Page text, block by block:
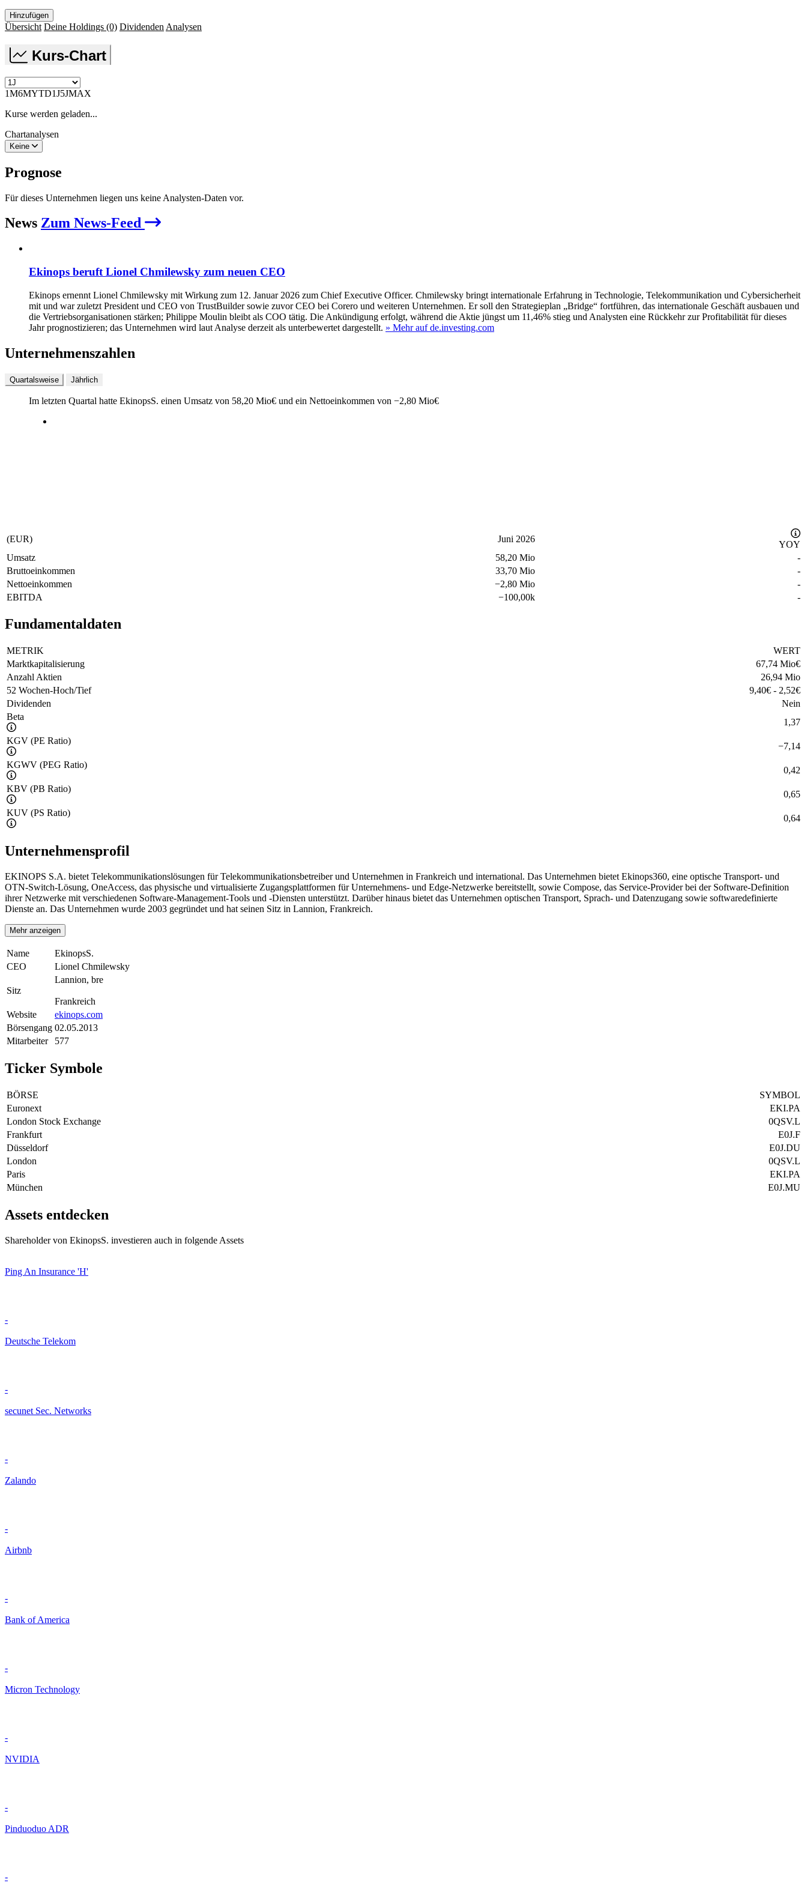
Hinzufügen
Übersicht Deine Holdings (0) Dividenden Analysen
Kurs-Chart
1M6MYTD1J5JMAX
Kurse werden geladen...
Chartanalysen
Keine
Prognose
Für dieses Unternehmen liegen uns keine Analysten-Daten vor.
News Zum News-Feed
Ekinops beruft Lionel Chmilewsky zum neuen CEO
Ekinops ernennt Lionel Chmilewsky mit Wirkung zum 12. Januar 2026 zum Chief Executive Officer. Chmilewsky bringt internationale Erfahrung in Technologie, Telekommunikation und Cybersicherheit
mit und war zuletzt President und CEO von TrustBuilder sowie zuvor CEO bei Corero und weiteren Unternehmen. Er soll den Strategieplan „Bridge“ fortführen, das internationale Geschäft ausbauen und
die Vertriebsorganisationen stärken; Philippe Moulin bleibt als COO tätig. Die Ankündigung erfolgt, während die Aktie jüngst um 11,46% stieg und Analysten eine Rückkehr zur Profitabilität für dieses
Jahr prognostizieren; das Unternehmen wird laut Analyse derzeit als unterbewertet dargestellt. » Mehr auf de.investing.com
Unternehmenszahlen
Quartalsweise Jährlich
Im letzten Quartal hatte EkinopsS. einen Umsatz von 58,20 Mio€ und ein Nettoeinkommen von −2,80 Mio€
(EUR) Juni 2026
YOY
Umsatz
58,20 Mio
-
Bruttoeinkommen
33,70 Mio
-
Nettoeinkommen
−2,80 Mio
-
EBITDA
−100,00k -
Fundamentaldaten
METRIK
WERT
Marktkapitalisierung
67,74 Mio€
Anzahl Aktien
26,94 Mio
52 Wochen-Hoch/Tief
9,40€ - 2,52€
Dividenden
Nein
Beta
1,37
KGV (PE Ratio)
−7,14
KGWV (PEG Ratio)
0,42
KBV (PB Ratio)
0,65
KUV (PS Ratio)
0,64
Unternehmensprofil
EKINOPS S.A. bietet Telekommunikationslösungen für Telekommunikationsbetreiber und Unternehmen in Frankreich und international. Das Unternehmen bietet Ekinops360, eine optische Transport- und
OTN-Switch-Lösung, OneAccess, das physische und virtualisierte Zugangsplattformen für Unternehmens- und Edge-Netzwerke bereitstellt, sowie Compose, das Service-Provider bei der Software-Definition
ihrer Netzwerke mit verschiedenen Software-Management-Tools und -Diensten unterstützt. Darüber hinaus bietet das Unternehmen optischen Transport, Sprach- und Datenzugang sowie softwaredefinierte
Dienste an. Das Unternehmen wurde 2003 gegründet und hat seinen Sitz in Lannion, Frankreich.
Mehr anzeigen
Name
EkinopsS.
CEO
Lionel Chmilewsky
Sitz
Lannion, bre
Frankreich
Website
ekinops.com
Börsengang 02.05.2013
Mitarbeiter
577
Ticker Symbole
BÖRSE
SYMBOL
Euronext
EKI.PA
London Stock Exchange
0QSV.L
Frankfurt
E0J.F
Düsseldorf
E0J.DU
London
0QSV.L
Paris
EKI.PA
München
E0J.MU
Assets entdecken
Shareholder von EkinopsS. investieren auch in folgende Assets
Ping An Insurance 'H'
-
Deutsche Telekom
-
secunet Sec. Networks
-
Zalando
-
Airbnb
-
Bank of America
-
Micron Technology
-
NVIDIA
-
Pinduoduo ADR
-